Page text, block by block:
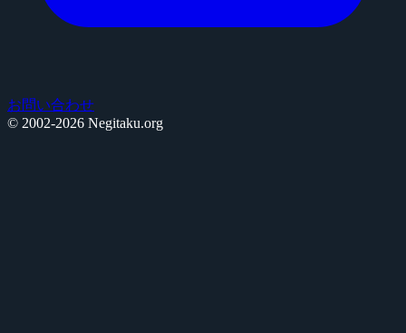
お問い合わせ
© 2002-2026 Negitaku.org